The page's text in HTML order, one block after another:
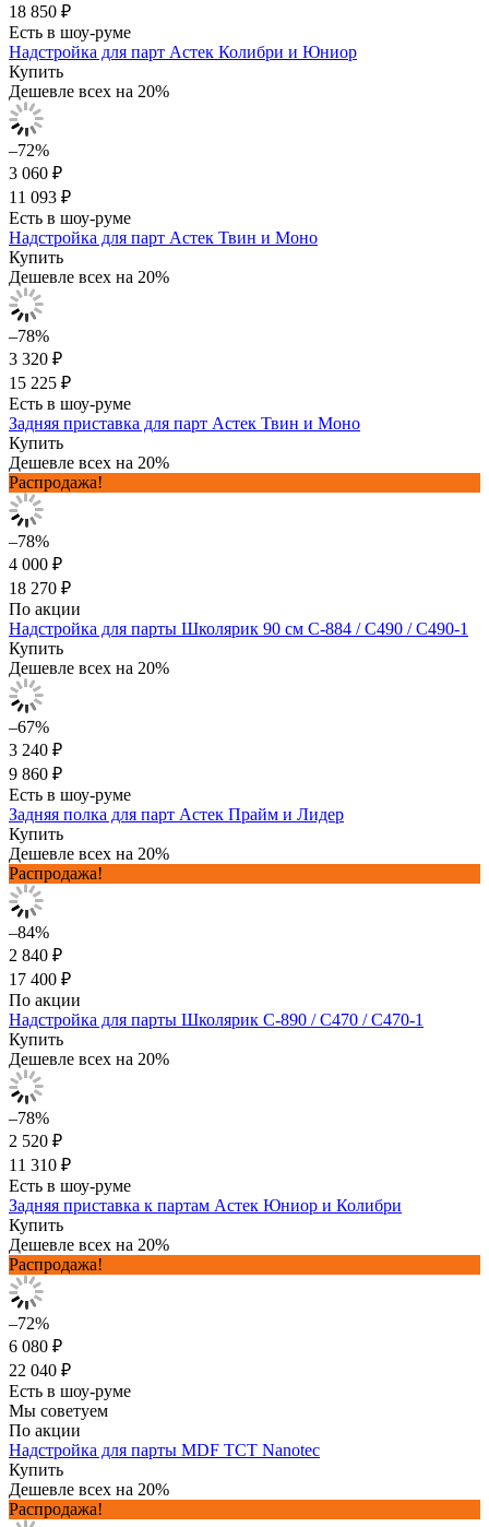
18 850 ₽
Есть в шоу-руме
Надстройка для парт Астек Колибри и Юниор
Купить
Дешевле всех на 20%
–72%
3 060 ₽
11 093 ₽
Есть в шоу-руме
Надстройка для парт Астек Твин и Моно
Купить
Дешевле всех на 20%
–78%
3 320 ₽
15 225 ₽
Есть в шоу-руме
Задняя приставка для парт Астек Твин и Моно
Купить
Дешевле всех на 20%
Распродажа!
–78%
4 000 ₽
18 270 ₽
По акции
Надстройка для парты Школярик 90 см С-884 / С490 / С490-1
Купить
Дешевле всех на 20%
–67%
3 240 ₽
9 860 ₽
Есть в шоу-руме
Задняя полка для парт Астек Прайм и Лидер
Купить
Дешевле всех на 20%
Распродажа!
–84%
2 840 ₽
17 400 ₽
По акции
Надстройка для парты Школярик С-890 / С470 / С470-1
Купить
Дешевле всех на 20%
–78%
2 520 ₽
11 310 ₽
Есть в шоу-руме
Задняя приставка к партам Астек Юниор и Колибри
Купить
Дешевле всех на 20%
Распродажа!
–72%
6 080 ₽
22 040 ₽
Есть в шоу-руме
Мы советуем
По акции
Надстройка для парты MDF TCT Nanotec
Купить
Дешевле всех на 20%
Распродажа!